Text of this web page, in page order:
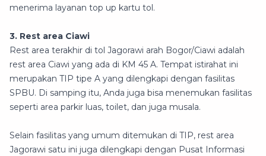
menerima layanan top up kartu tol.
3. Rest area Ciawi
Rest area terakhir di tol Jagorawi arah Bogor/Ciawi adalah
rest area Ciawi yang ada di KM 45 A. Tempat istirahat ini
merupakan TIP tipe A yang dilengkapi dengan fasilitas
SPBU. Di samping itu, Anda juga bisa menemukan fasilitas
seperti area parkir luas, toilet, dan juga musala.
Selain fasilitas yang umum ditemukan di TIP, rest area
Jagorawi satu ini juga dilengkapi dengan Pusat Informasi